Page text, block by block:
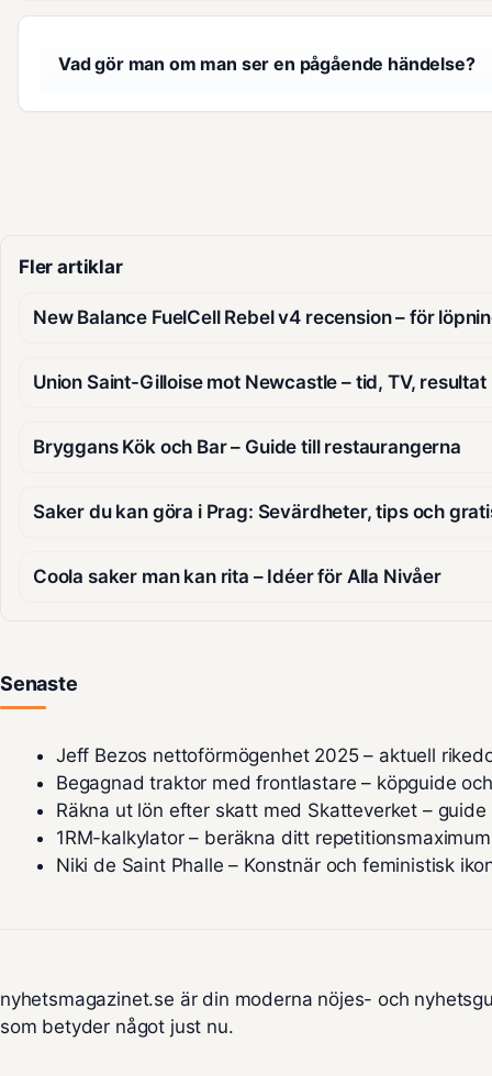
Vad gör man om man ser en pågående händelse?
Fler artiklar
New Balance FuelCell Rebel v4 recension – för
Union Saint-Gilloise mot Newcastle – tid, TV, resultat
Bryggans Kök och Bar – Guide till restaurangerna
Saker du kan göra i Prag: Sevärdheter, tips och
Coola saker man kan rita – Idéer för Alla Nivåer
Senaste
Jeff Bezos nettoförmögenhet 2025 – aktuell
Begagnad traktor med frontlastare – köpguide
Räkna ut lön efter skatt med Skatteverket –
1RM-kalkylator – beräkna ditt
Niki de Saint Phalle – Konstnär och feministisk
nyhetsmagazinet.se är din moderna nöjes- och
som betyder något just nu.